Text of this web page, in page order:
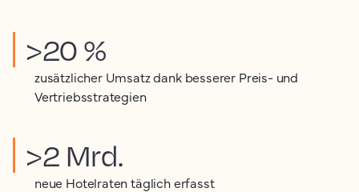
>20 %
zusätzlicher Umsatz dank besserer Preis- und
Vertriebsstrategien
>2 Mrd.
neue Hotelraten täglich erfasst